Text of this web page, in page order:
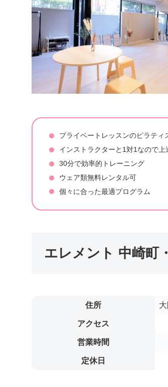
プライベートレッスンのピラティ
インストラクターと1対1なので上
30分で効率的トレーニング
ウェア類無料レンタル可
個々に合った最適プログラム
エレメント 中崎町
住所
アクセス
営業時間
定休日